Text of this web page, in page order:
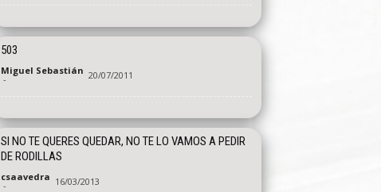
503
Miguel Sebastián
- 20/07/2011
SI NO TE QUERES QUEDAR, NO TE LO VAMOS A PEDIR
DE RODILLAS
csaavedra
- 16/03/2013